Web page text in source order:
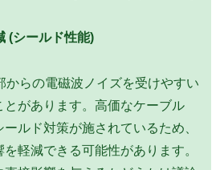
(シールド性能)
からの電磁波ノイズを受けやすい
とがあります。高価なケーブル
ルド対策が施されているため、
軽減できる可能性があります。